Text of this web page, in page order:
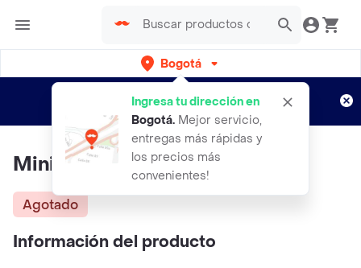
Bogotá
Ingresa tu dirección en
Bogotá. Mejor servicio,
entregas más rápidas y
los precios más
convenientes!
envíos gratis por semanas
Aplican TyC
Mini Croissants Olimpica
Agotado
Información del producto